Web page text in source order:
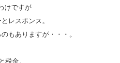
けですが
レスポンス。
もありますが・・・。
税金。